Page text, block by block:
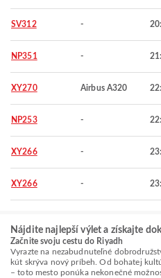
SV312 -
NP351 -
XY270 Airbus A320
NP253 -
XY266 -
XY266 -
Nájdite najlepší výlet a získajte
Začnite svoju cestu do Riyadh
Vyrazte na nezabudnuteľné
kút skrýva nový príbeh. Od bohatej
– toto mesto ponúka nekonečné